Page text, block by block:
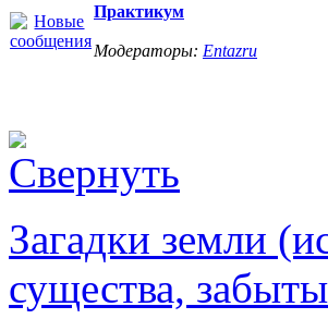
Практикум
Модераторы: Entazru
Загадки земли
существа,